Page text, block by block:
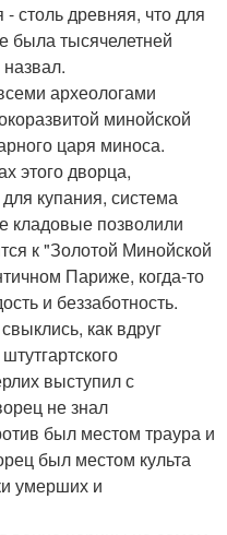
столь древняя, что для
была тысячелетней
археологами
минойской
царя миноса.
этого дворца,
купания, система
кладовые позволили
к "Золотой Минойской
Париже, когда-то
и беззаботность.
как вдруг
выступил с
не знал
был местом траура и
был местом культа
умерших и